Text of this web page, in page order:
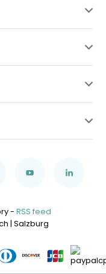
- RSS feed
| Salzburg